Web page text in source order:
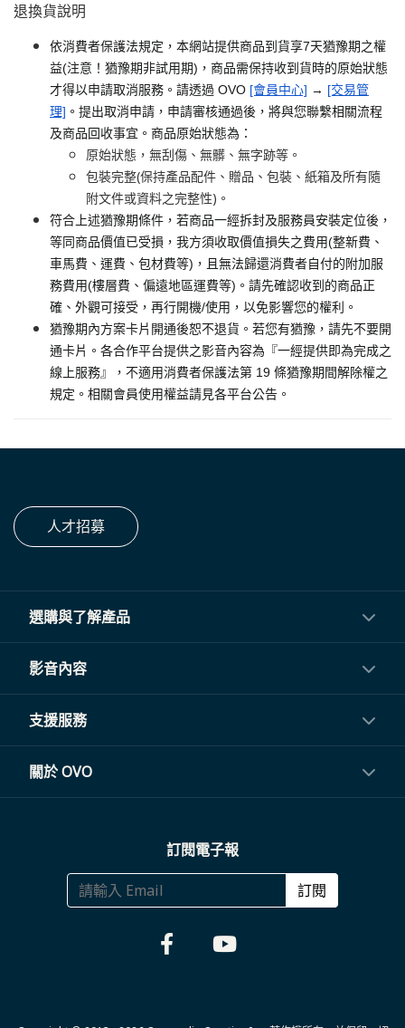
退換貨說明
依消費者保護法規定，本網站提供商品到貨享7天猶豫期之權
益(注意！猶豫期非試用期)，商品需保持收到貨時的原始狀態
才得以申請取消服務。請透過 OVO [會員中心] → [交易管
理] 。提出取消申請，申請審核通過後，將與您聯繫相關流程
及商品回收事宜。商品原始狀態為：
原始狀態，無刮傷、無髒、無字跡等。
包裝完整(保持產品配件、贈品、包裝、紙箱及所有隨
附文件或資料之完整性)。
符合上述猶豫期條件，若商品一經拆封及服務員安裝定位後，
等同商品價值已受損，我方須收取價值損失之費用(整新費、
車馬費、運費、包材費等)，且無法歸還消費者自付的附加服
務費用(樓層費、偏遠地區運費等)。請先確認收到的商品正
確、外觀可接受，再行開機/使用，以免影響您的權利。
猶豫期內方案卡片開通後恕不退貨。若您有猶豫，請先不要開
通卡片。各合作平台提供之影音內容為『一經提供即為完成之
線上服務』，不適用消費者保護法第 19 條猶豫期間解除權之
規定。相關會員使用權益請見各平台公告。
人才招募
選購與了解產品
投影機
閨蜜機與電視
電視盒與周邊
福利品專區
影音內容
影音訂閱
支援服務
常見問題
哪裡購買
關於 OVO
商務合作
訂閱電子報
訂閱